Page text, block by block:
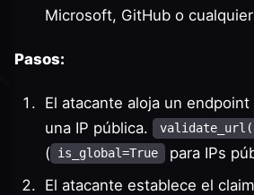
Microsoft, GitHub o
Pasos:
El atacante aloja un
una IP pública.
( is_global=True
para IPs
El atacante establece el claim